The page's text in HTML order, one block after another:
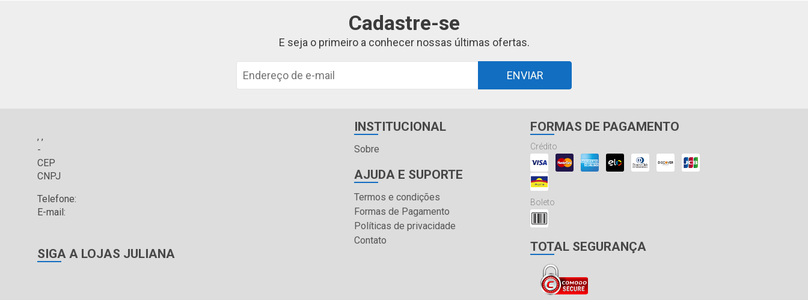
Cadastre-se
E seja o primeiro a conhecer nossas últimas ofertas.
ENVIAR
, ,
-
CEP
CNPJ
Telefone:
E-mail:
SIGA A LOJAS JULIANA
INSTITUCIONAL
Sobre
AJUDA E SUPORTE
Termos e condições
Formas de Pagamento
Políticas de privacidade
Contato
FORMAS DE PAGAMENTO
Crédito
Boleto
TOTAL SEGURANÇA